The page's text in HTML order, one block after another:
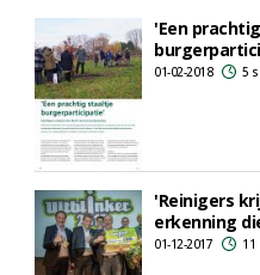
'Een
01-02-2018 5
'Reinigers
erkenning
01-12-2017 11